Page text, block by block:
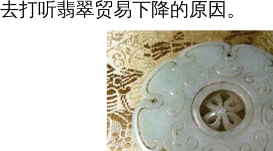
去打听翡翠贸易下降的原因。